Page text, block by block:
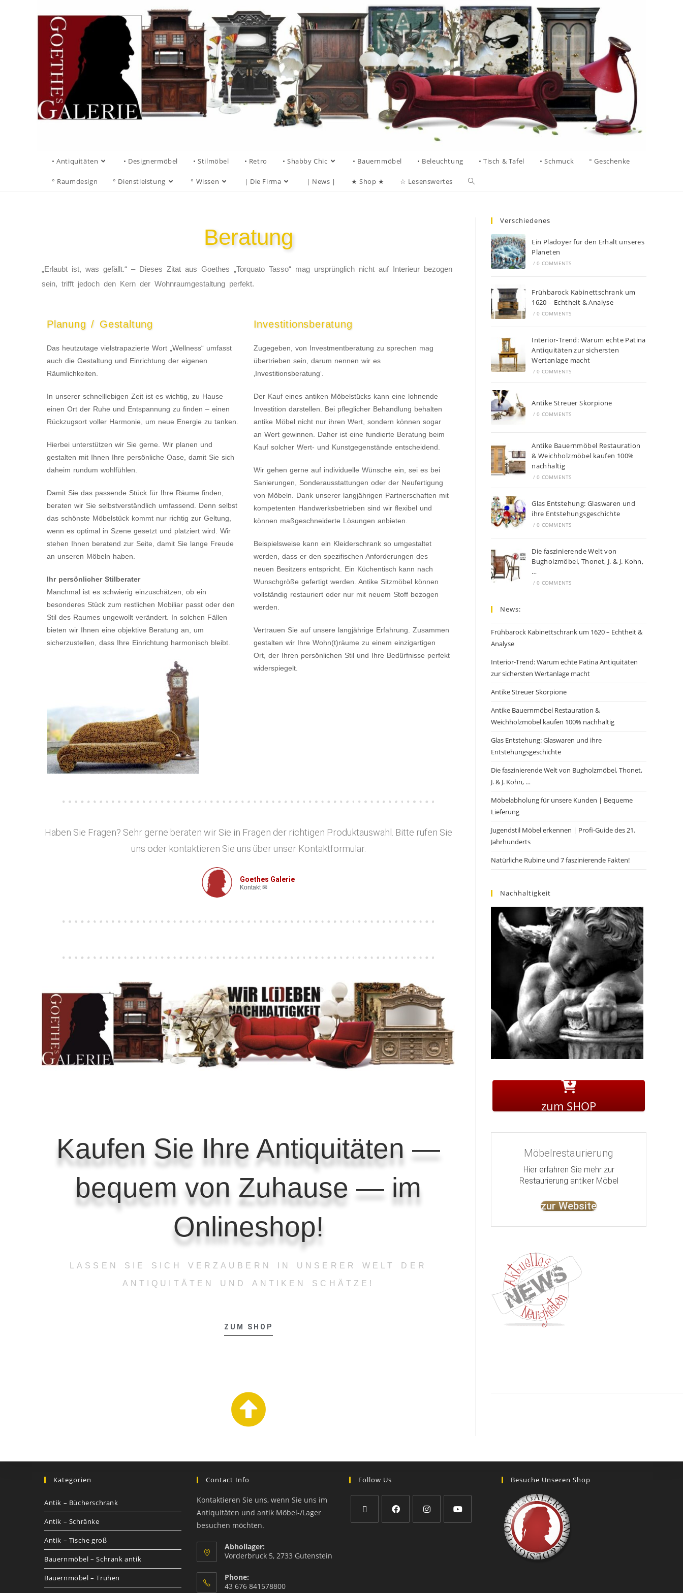
• Antiquitäten • Designermöbel • Stilmöbel • Retro • Shabby Chic • Bauernmöbel • Beleuchtung • Tisch & Tafel • Schmuck ° Geschenke
° Raumdesign ° Dienstleistung ° Wissen | Die Firma | News | ★ Shop ★ ☆ Lesenswertes
Beratung
„Erlaubt ist, was gefällt.“ – Dieses Zitat aus Goethes „Torquato Tasso“ mag ursprünglich nicht auf Interieur bezogen
sein, trifft jedoch den Kern der Wohnraumgestaltung perfekt.
Planung / Gestaltung
Das heutzutage vielstrapazierte Wort „Wellness“ umfasst
auch die Gestaltung und Einrichtung der eigenen
Räumlichkeiten.
In unserer schnelllebigen Zeit ist es wichtig, zu Hause
einen Ort der Ruhe und Entspannung zu finden – einen
Rückzugsort voller Harmonie, um neue Energie zu tanken.
Hierbei unterstützen wir Sie gerne. Wir planen und
gestalten mit Ihnen Ihre persönliche Oase, damit Sie sich
daheim rundum wohlfühlen.
Damit Sie das passende Stück für Ihre Räume finden,
beraten wir Sie selbstverständlich umfassend. Denn selbst
das schönste Möbelstück kommt nur richtig zur Geltung,
wenn es optimal in Szene gesetzt und platziert wird. Wir
stehen Ihnen beratend zur Seite, damit Sie lange Freude
an unseren Möbeln haben.
Ihr persönlicher Stilberater
Manchmal ist es schwierig einzuschätzen, ob ein
besonderes Stück zum restlichen Mobiliar passt oder den
Stil des Raumes ungewollt verändert. In solchen Fällen
bieten wir Ihnen eine objektive Beratung an, um
sicherzustellen, dass Ihre Einrichtung harmonisch bleibt.
Investitionsberatung
Zugegeben, von Investmentberatung zu sprechen mag
übertrieben sein, darum nennen wir es
‚Investitionsberatung‘.
Der Kauf eines antiken Möbelstücks kann eine lohnende
Investition darstellen. Bei pfleglicher Behandlung behalten
antike Möbel nicht nur ihren Wert, sondern können sogar
an Wert gewinnen. Daher ist eine fundierte Beratung beim
Kauf solcher Wert- und Kunstgegenstände entscheidend.
Wir gehen gerne auf individuelle Wünsche ein, sei es bei
Sanierungen, Sonderausstattungen oder der Neufertigung
von Möbeln. Dank unserer langjährigen Partnerschaften mit
kompetenten Handwerksbetrieben sind wir flexibel und
können maßgeschneiderte Lösungen anbieten.
Beispielsweise kann ein Kleiderschrank so umgestaltet
werden, dass er den spezifischen Anforderungen des
neuen Besitzers entspricht. Ein Küchentisch kann nach
Wunschgröße gefertigt werden. Antike Sitzmöbel können
vollständig restauriert oder nur mit neuem Stoff bezogen
werden.
Vertrauen Sie auf unsere langjährige Erfahrung. Zusammen
gestalten wir Ihre Wohn(t)räume zu einem einzigartigen
Ort, der Ihren persönlichen Stil und Ihre Bedürfnisse perfekt
widerspiegelt.
Haben Sie Fragen? Sehr gerne beraten wir Sie in Fragen der richtigen Produktauswahl. Bitte rufen Sie
uns oder kontaktieren Sie uns über unser Kontaktformular.
Goethes Galerie
Kontakt ✉
Kaufen Sie Ihre Antiquitäten —
bequem von Zuhause — im
Onlineshop!
LASSEN SIE SICH VERZAUBERN IN UNSERER WELT DER
ANTIQUITÄTEN UND ANTIKEN SCHÄTZE!
ZUM SHOP
Verschiedenes
Ein Plädoyer für den Erhalt unseres
Planeten
/ 0 COMMENTS
Frühbarock Kabinettschrank um
1620 – Echtheit & Analyse
/ 0 COMMENTS
Interior-Trend: Warum echte Patina
Antiquitäten zur sichersten
Wertanlage macht
/ 0 COMMENTS
Antike Streuer Skorpione
/ 0 COMMENTS
Antike Bauernmöbel Restauration
& Weichholzmöbel kaufen 100%
nachhaltig
/ 0 COMMENTS
Glas Entstehung: Glaswaren und
ihre Entstehungsgeschichte
/ 0 COMMENTS
Die faszinierende Welt von
Bugholzmöbel, Thonet, J. & J. Kohn,
…
/ 0 COMMENTS
News:
Frühbarock Kabinettschrank um 1620 – Echtheit &
Analyse
Interior-Trend: Warum echte Patina Antiquitäten
zur sichersten Wertanlage macht
Antike Streuer Skorpione
Antike Bauernmöbel Restauration &
Weichholzmöbel kaufen 100% nachhaltig
Glas Entstehung: Glaswaren und ihre
Entstehungsgeschichte
Die faszinierende Welt von Bugholzmöbel, Thonet,
J. & J. Kohn, …
Möbelabholung für unsere Kunden | Bequeme
Lieferung
Jugendstil Möbel erkennen | Profi-Guide des 21.
Jahrhunderts
Natürliche Rubine und 7 faszinierende Fakten!
Nachhaltigkeit
zum SHOP
Möbelrestaurierung
Hier erfahren Sie mehr zur
Restaurierung antiker Möbel
zur Website
Kategorien
Antik – Bücherschrank
Antik – Schränke
Antik – Tische groß
Bauernmöbel – Schrank antik
Bauernmöbel – Truhen
Contact Info
Kontaktieren Sie uns, wenn Sie uns im
Antiquitäten und antik Möbel-/Lager
besuchen möchten.
Abhollager:
Vorderbruck 5, 2733 Gutenstein
Phone:
43 676 841578800
Follow Us Besuche Unseren Shop